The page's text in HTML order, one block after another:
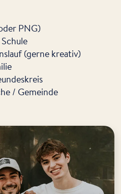
PNG)
(gerne kreativ)
/ Gemeinde